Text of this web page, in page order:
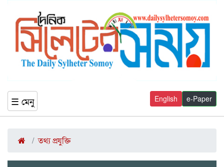
☰ মেনু e-Paper
English
তথ্য প্রযুক্তি